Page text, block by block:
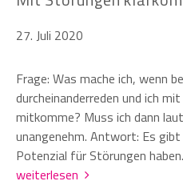
27. Juli 2020
Frage: Was mache ich, wenn
durcheinanderreden und ich
mitkomme? Muss ich dann
unangenehm. Antwort: Es
Potenzial für Störungen
weiterlesen